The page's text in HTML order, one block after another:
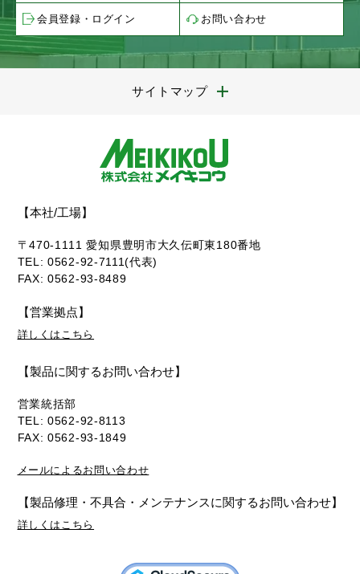
会員登録・ログイン お問い合わせ
サイトマップ
【本社/工場】
〒470-1111 愛知県豊明市大久伝町東180番地
TEL: 0562-92-7111(代表)
FAX: 0562-93-8489
【営業拠点】
詳しくはこちら
【製品に関するお問い合わせ】
営業統括部
TEL: 0562-92-8113
FAX: 0562-93-1849
メールによるお問い合わせ
【製品修理・不具合・メンテナンスに関するお問い合わせ】
詳しくはこちら